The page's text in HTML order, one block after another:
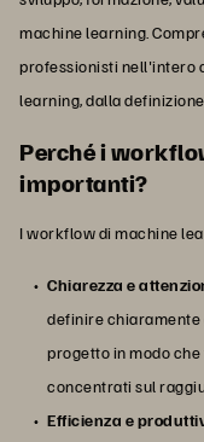
machine learning.
professionisti nell'intero
learning, dalla
Perché i
importanti?
I workflow di machine
Chiarezza e
definire chiaramente
progetto in modo
concentrati sul
Efficienza e